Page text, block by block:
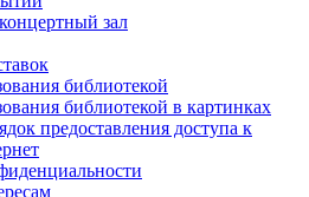
зал
библиотекой
библиотекой в картинках
предоставления доступа к